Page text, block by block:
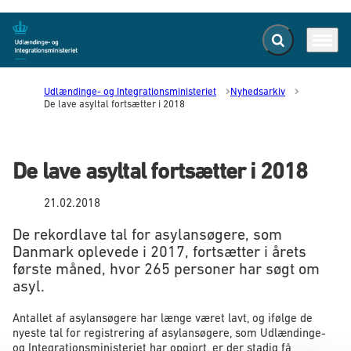
Gå til forsiden Fold søgefelt ud
Udlændinge- og Integrationsministeriet
Nyhedsarkiv
De lave asyltal fortsætter i 2018
De lave asyltal fortsætter i 2018
21.02.2018
De rekordlave tal for asylansøgere, som
Danmark oplevede i 2017, fortsætter i årets
første måned, hvor 265 personer har søgt om
asyl.
Antallet af asylansøgere har længe været lavt, og ifølge de
nyeste tal for registrering af asylansøgere, som Udlændinge-
og Integrationsministeriet har opgjort, er der stadig få